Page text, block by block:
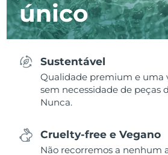
único
Sustentável
Qualidade premium e uma
sem necessidade de peças
Nunca.
Cruelty-free e Vegano
Não recorremos a nenhum